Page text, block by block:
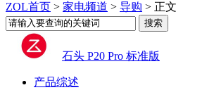
ZOL首页 > 家电频道 > 导购 > 正文
石头 P20 Pro 标准版
产品综述